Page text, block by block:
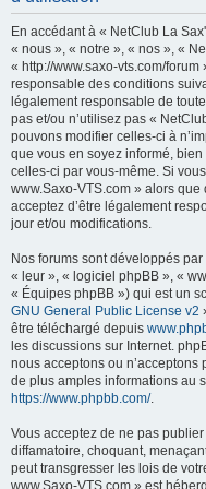
En accédant à « NetClub La
« nous », « notre », « nos », «
« http://www.saxo-vts.com/
responsable des conditions
légalement responsable de
pas et/ou n’utilisez pas «
pouvons modifier celles-ci à
que vous en soyez informé,
celles-ci par vous-même. Si
www.Saxo-VTS.com » alors
acceptez d’être légalement
jour et/ou modifications.
Nos forums sont développés
« leur », « logiciel phpBB », «
« Équipes phpBB ») qui est un
GNU General Public License v2
être téléchargé depuis
les discussions sur Internet.
nous acceptons ou
de plus amples informations au
https://www.phpbb.com/.
Vous acceptez de ne pas
diffamatoire, choquant,
peut transgresser les lois de
www.Saxo-VTS.com » est